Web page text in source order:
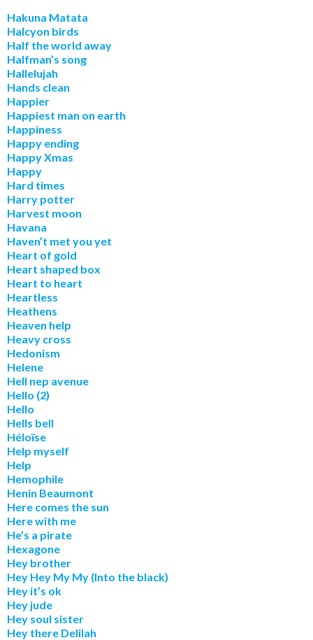
Hakuna Matata
Halcyon birds
Half the world away
Halfman’s song
Hallelujah
Hands clean
Happier
Happiest man on earth
Happiness
Happy ending
Happy Xmas
Happy
Hard times
Harry potter
Harvest moon
Havana
Haven’t met you yet
Heart of gold
Heart shaped box
Heart to heart
Heartless
Heathens
Heaven help
Heavy cross
Hedonism
Helene
Hell nep avenue
Hello (2)
Hello
Hells bell
Héloïse
Help myself
Help
Hemophile
Henin Beaumont
Here comes the sun
Here with me
He’s a pirate
Hexagone
Hey brother
Hey Hey My My (Into the black)
Hey it’s ok
Hey jude
Hey soul sister
Hey there Delilah